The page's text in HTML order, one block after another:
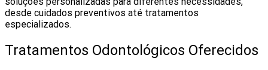
desde cuidados preventivos até tratamentos
especializados.
Tratamentos Odontológicos Oferecidos